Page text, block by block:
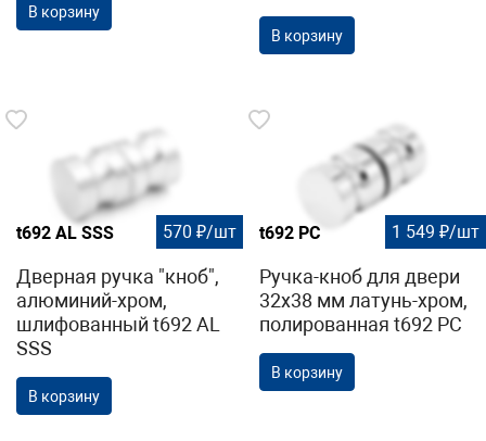
В корзину
В корзину
t692 AL SSS 570 ₽/шт
Дверная ручка "кноб",
алюминий-хром,
шлифованный t692 AL
SSS
В корзину
t692 PC 1 549 ₽/шт
Ручка-кноб для двери
32х38 мм латунь-хром,
полированная t692 PC
В корзину